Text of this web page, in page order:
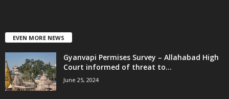
EVEN MORE NEWS
Gyanvapi Permises Survey – Allahabad High
Court informed of threat to...
June 25, 2024